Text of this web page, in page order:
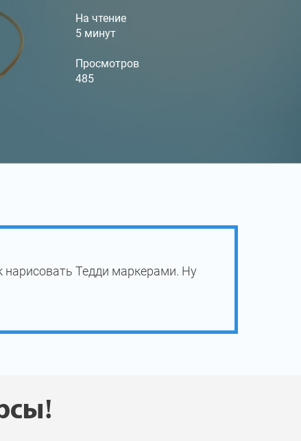
На чтение
5 минут
Просмотров
485
Тедди маркерами. Ну